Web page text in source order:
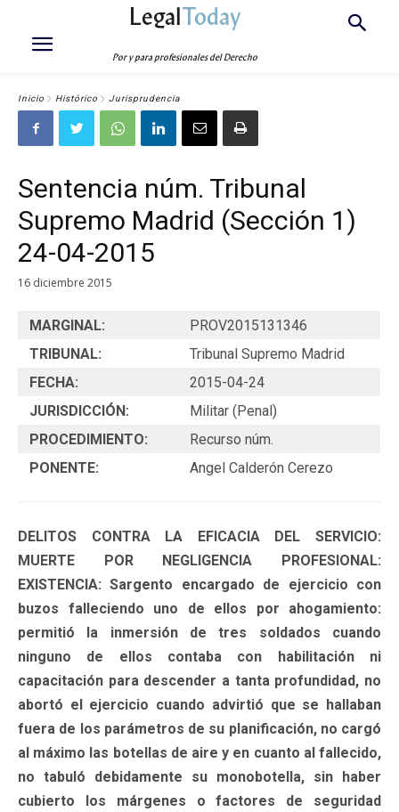
LegalToday
Por y para profesionales del Derecho
Inicio Histórico Jurisprudencia
Sentencia núm. Tribunal
Supremo Madrid (Sección 1)
24-04-2015
16 diciembre 2015
MARGINAL:
PROV2015131346
TRIBUNAL:
Tribunal Supremo Madrid
FECHA:
2015-04-24
JURISDICCIÓN:
Militar (Penal)
PROCEDIMIENTO:
Recurso núm.
PONENTE:
Angel Calderón Cerezo
DELITOS CONTRA LA EFICACIA DEL SERVICIO:
MUERTE POR NEGLIGENCIA PROFESIONAL:
EXISTENCIA: Sargento encargado de ejercicio con
buzos falleciendo uno de ellos por ahogamiento:
permitió la inmersión de tres soldados cuando
ninguno de ellos contaba con habilitación ni
capacitación para descender a tanta profundidad, no
abortó el ejercicio cuando advirtió que se hallaban
fuera de los parámetros de su planificación, no cargó
al máximo las botellas de aire y en cuanto al fallecido,
no tabuló debidamente su monobotella, sin haber
cubierto los márgenes o factores de seguridad